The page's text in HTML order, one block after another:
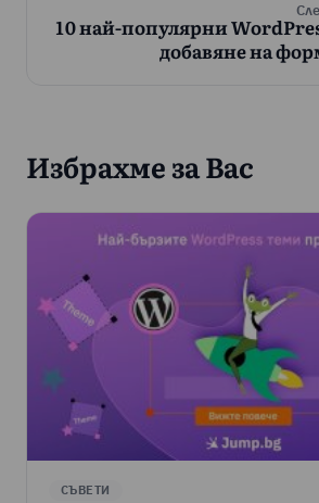
10 най-популярни
добавяне на
Избрахме за Вас
СЪВЕТИ